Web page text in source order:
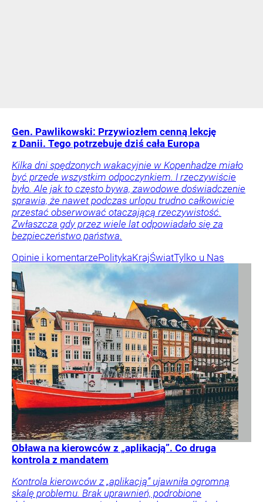
Gen. Pawlikowski: Przywiozłem cenną lekcję
z Danii. Tego potrzebuje dziś cała Europa
Kilka dni spędzonych wakacyjnie w Kopenhadze miało
być przede wszystkim odpoczynkiem. I rzeczywiście
było. Ale jak to często bywa, zawodowe doświadczenie
sprawia, że nawet podczas urlopu trudno całkowicie
przestać obserwować otaczającą rzeczywistość.
Zwłaszcza gdy przez wiele lat odpowiadało się za
bezpieczeństwo państwa.
Opinie i komentarzePolitykaKrajŚwiatTylko u Nas
Obława na kierowców z „aplikacją”. Co druga
kontrola z mandatem
Kontrola kierowców z „aplikacją” ujawniła ogromną
skalę problemu. Brak uprawnień, podrobione